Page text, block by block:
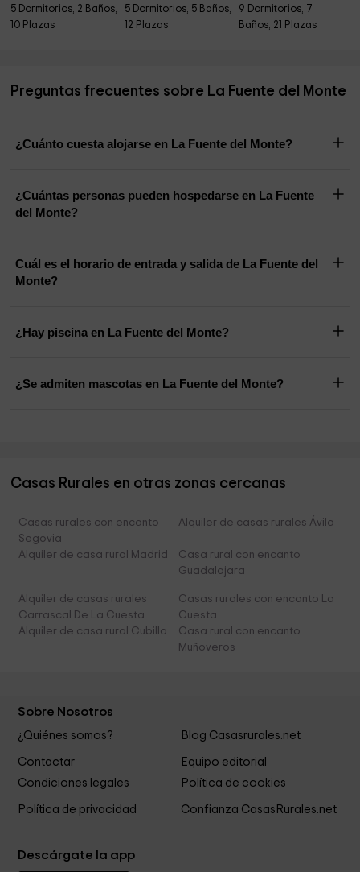
5 Dormitorios, 2 Baños,
10 Plazas
5 Dormitorios, 5 Baños,
12 Plazas
9 Dormitorios, 7
Baños, 21 Plazas
Preguntas frecuentes sobre La Fuente del Monte
¿Cuánto cuesta alojarse en La Fuente del Monte?
¿Cuántas personas pueden hospedarse en La Fuente
del Monte?
Cuál es el horario de entrada y salida de La Fuente del
Monte?
¿Hay piscina en La Fuente del Monte?
¿Se admiten mascotas en La Fuente del Monte?
Casas Rurales en otras zonas cercanas
Casas rurales con encanto
Segovia
Alquiler de casas rurales Ávila
Alquiler de casa rural Madrid
Casa rural con encanto
Guadalajara
Alquiler de casas rurales
Carrascal De La Cuesta
Casas rurales con encanto La
Cuesta
Alquiler de casa rural Cubillo
Casa rural con encanto
Muñoveros
Sobre Nosotros
¿Quiénes somos? Blog Casasrurales.net
Contactar
Equipo editorial
Condiciones legales
Política de cookies
Política de privacidad Confianza CasasRurales.net
Descárgate la app